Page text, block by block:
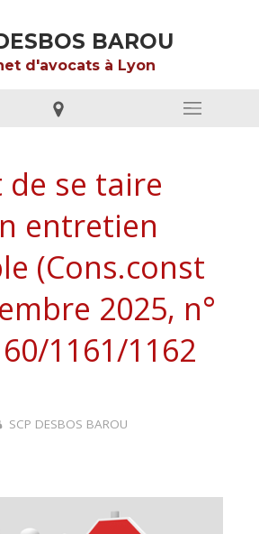
BAROU
d'avocats à Lyon
de se taire
entretien
(Cons.const
2025, n°
1161/1162
SCP DESBOS BAROU